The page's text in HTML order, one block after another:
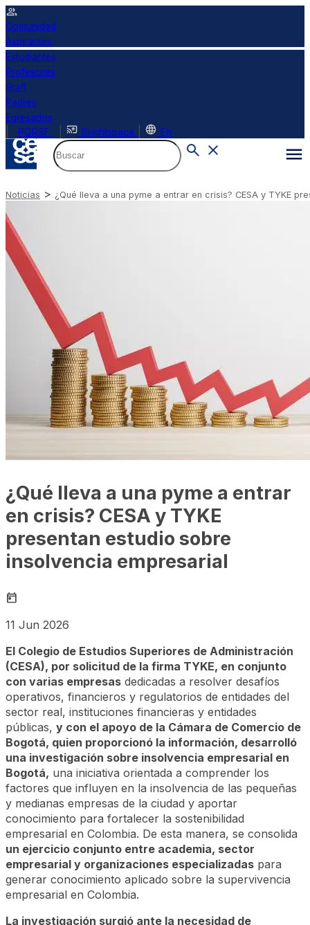
Comunidad
Aspirantes
Estudiantes
Profesores
Staff
Padres
Egresados
PQRSF Brightspace En
Noticias > ¿Qué lleva a una pyme a entrar en crisis? CESA y TYKE
¿Qué lleva a una pyme a entrar
en crisis? CESA y TYKE
presentan estudio sobre
insolvencia empresarial
today
11 Jun 2026
El Colegio de Estudios Superiores de Administración
(CESA), por solicitud de la firma TYKE, en conjunto
con varias empresas dedicadas a resolver desafíos
operativos, financieros y regulatorios de entidades del
sector real, instituciones financieras y entidades
públicas, y con el apoyo de la Cámara de Comercio de
Bogotá, quien proporcionó la información, desarrolló
una investigación sobre insolvencia empresarial en
Bogotá, una iniciativa orientada a comprender los
factores que influyen en la insolvencia de las pequeñas
y medianas empresas de la ciudad y aportar
conocimiento para fortalecer la sostenibilidad
empresarial en Colombia. De esta manera, se consolida
un ejercicio conjunto entre academia, sector
empresarial y organizaciones especializadas para
generar conocimiento aplicado sobre la supervivencia
empresarial en Colombia.
La investigación surgió ante la necesidad de